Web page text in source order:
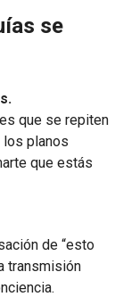
se
que se repiten
los planos
que estás
de “esto
transmisión